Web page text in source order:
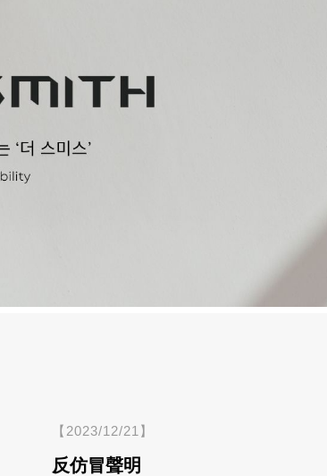
【2023/12/21】
反仿冒聲明